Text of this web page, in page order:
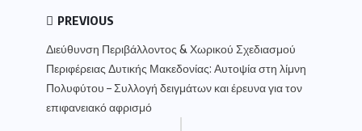
PREVIOUS
Διεύθυνση Περιβάλλοντος & Χωρικού Σχεδιασμού
Περιφέρειας Δυτικής Μακεδονίας: Αυτοψία στη λίμνη
Πολυφύτου – Συλλογή δειγμάτων και έρευνα για τον
επιφανειακό αφρισμό